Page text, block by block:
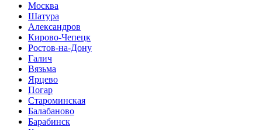
Москва
Шатура
Александров
Кирово-Чепецк
Ростов-на-Дону
Галич
Вязьма
Ярцево
Погар
Староминская
Балабаново
Барабинск